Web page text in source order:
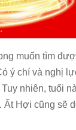
muốn tìm
ý chí và nghị
nhiên, tuổi
Ất Hợi cũng sẽ